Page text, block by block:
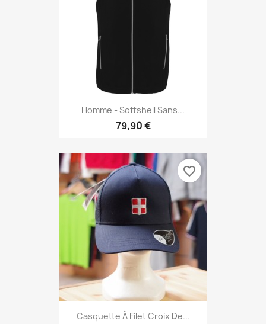
Homme - Softshell Sans...
79,90 €
Casquette À Filet Croix De...
favorite_border